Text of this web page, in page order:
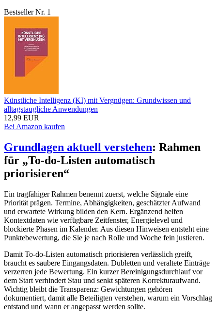
Bestseller Nr. 1
Künstliche Intelligenz (KI) mit Vergnügen: Grundwissen und
alltagstaugliche Anwendungen
12,99 EUR
Bei Amazon kaufen
Grundlagen aktuell verstehen: Rahmen
für „To-do-Listen automatisch
priorisieren“
Ein tragfähiger Rahmen benennt zuerst, welche Signale eine
Priorität prägen. Termine, Abhängigkeiten, geschätzter Aufwand
und erwartete Wirkung bilden den Kern. Ergänzend helfen
Kontextdaten wie verfügbare Zeitfenster, Energielevel und
blockierte Phasen im Kalender. Aus diesen Hinweisen entsteht eine
Punktebewertung, die Sie je nach Rolle und Woche fein justieren.
Damit To-do-Listen automatisch priorisieren verlässlich greift,
braucht es saubere Eingangsdaten. Dubletten und veraltete Einträge
verzerren jede Bewertung. Ein kurzer Bereinigungsdurchlauf vor
dem Start verhindert Stau und senkt späteren Korrekturaufwand.
Wichtig bleibt die Transparenz: Gewichtungen gehören
dokumentiert, damit alle Beteiligten verstehen, warum ein Vorschlag
entstand und wann er angepasst werden sollte.